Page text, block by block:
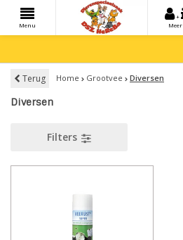
Menu
+
Meer
Terug Home Grootvee Diversen
Diversen
Filters